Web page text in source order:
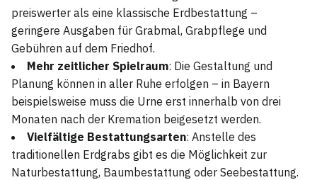
preiswerter als eine klassische Erdbestattung –
geringere Ausgaben für Grabmal, Grabpflege und
Gebühren auf dem Friedhof.
Mehr zeitlicher Spielraum: Die Gestaltung und
Planung können in aller Ruhe erfolgen – in Bayern
beispielsweise muss die Urne erst innerhalb von drei
Monaten nach der Kremation beigesetzt werden.
Vielfältige Bestattungsarten: Anstelle des
traditionellen Erdgrabs gibt es die Möglichkeit zur
Naturbestattung, Baumbestattung oder Seebestattung.